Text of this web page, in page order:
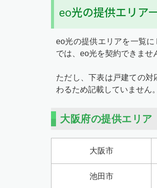
eo光の提供エリア
eo光の提供エリアを一覧に
では、eo光を契約できませ
ただし、下表は戸建ての
わるため記載していません。
大阪府の提供エリア
大阪市
池田市